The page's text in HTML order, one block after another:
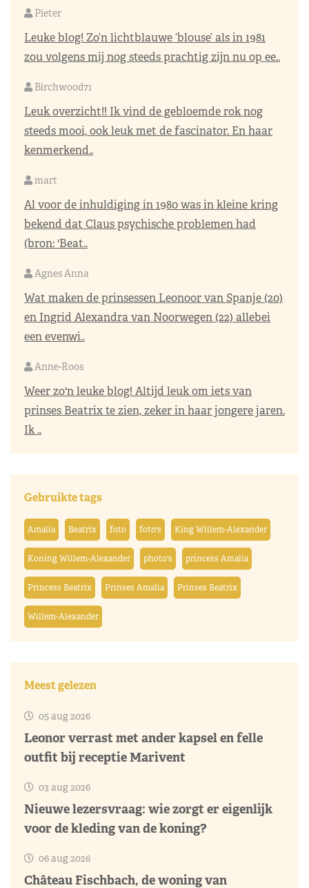
Pieter
Leuke blog! Zo’n lichtblauwe ‘blouse’ als in 1981
zou volgens mij nog steeds prachtig zijn nu op ee..
Birchwood71
Leuk overzicht!! Ik vind de gebloemde rok nog
steeds mooi, ook leuk met de fascinator. En haar
kenmerkend..
mart
Al voor de inhuldiging in 1980 was in kleine kring
bekend dat Claus psychische problemen had
(bron: 'Beat..
Agnes Anna
Wat maken de prinsessen Leonoor van Spanje (20)
en Ingrid Alexandra van Noorwegen (22) allebei
een evenwi..
Anne-Roos
Weer zo'n leuke blog! Altijd leuk om iets van
prinses Beatrix te zien, zeker in haar jongere jaren.
Ik ..
Gebruikte tags
Amalia Beatrix foto foto's King Willem-Alexander
Koning Willem-Alexander photo's princess Amalia
Princess Beatrix Prinses Amalia Prinses Beatrix
Willem-Alexander
Meest gelezen
05 aug 2026
Leonor verrast met ander kapsel en felle
outfit bij receptie Marivent
03 aug 2026
Nieuwe lezersvraag: wie zorgt er eigenlijk
voor de kleding van de koning?
06 aug 2026
Château Fischbach, de woning van